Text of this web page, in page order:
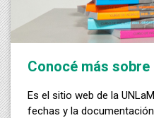
Conocé más
Es el sitio web de la
fechas y la